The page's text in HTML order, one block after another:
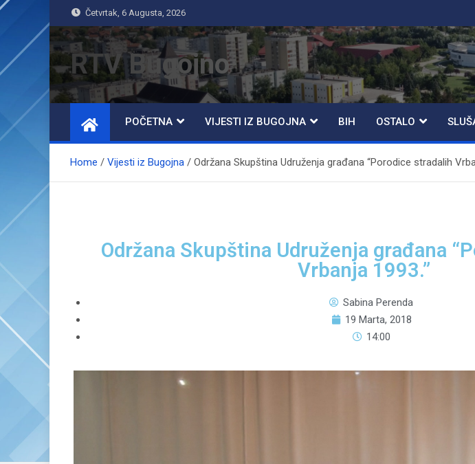
Četvrtak, 6 Augusta, 2026
RTV Bugojno
POČETNA VIJESTI IZ BUGOJNA BIH OSTALO
Home Vijesti iz Bugojna Održana Skupština Udruženja građana “Porodice stradalih
Održana Skupština Udruženja građana
Vrbanja 1993.”
Sabina Perenda
19 Marta, 2018
14:00